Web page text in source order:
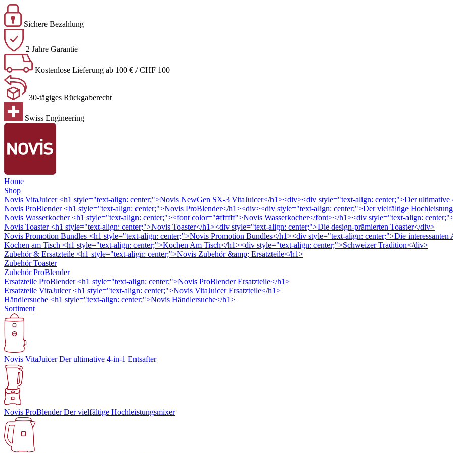
Sichere Bezahlung
2 Jahre Garantie
Kostenlose Lieferung ab 100 € / CHF 100
30-tägiges Rückgaberecht
Swiss Engineering
Home
Shop
Novis VitaJuicer <h1 style="text-align: center;">Novis NewGen SX-3 VitaJuicer</h1><div><div style="text-align: center;">Der
Novis ProBlender <h1 style="text-align: center;">Novis ProBlender</h1><div><div style="text-align: center;">Der vielfältige
Novis Wasserkocher <h1 style="text-align: center;"><font color="#ffffff">Novis Wasserkocher</font></h1><div style="text-align:
Novis Toaster <h1 style="text-align: center;">Novis Toaster</h1><div style="text-align: center;">Die design-prämierten Toaster</div>
Novis Promotion Bundles <h1 style="text-align: center;">Novis Promotion Bundles</h1><div style="text-align: center;">Die interessanten
Kochen am Tisch <h1 style="text-align: center;">Kochen Am Tisch</h1><div style="text-align: center;">Schweizer Tradition</div>
Zubehör & Ersatzteile <h1 style="text-align: center;">Novis Zubehör &amp; Ersatzteile</h1>
Zubehör Toaster
Zubehör ProBlender
Ersatzteile ProBlender <h1 style="text-align: center;">Novis ProBlender Ersatzteile</h1>
Ersatzteile VitaJuicer <h1 style="text-align: center;">Novis VitaJuicer Ersatzteile</h1>
Händlersuche <h1 style="text-align: center;">Novis Händlersuche</h1>
Sortiment
Novis VitaJuicerDer ultimative 4-in-1 Entsafter
Novis ProBlenderDer vielfältige Hochleistungsmixer